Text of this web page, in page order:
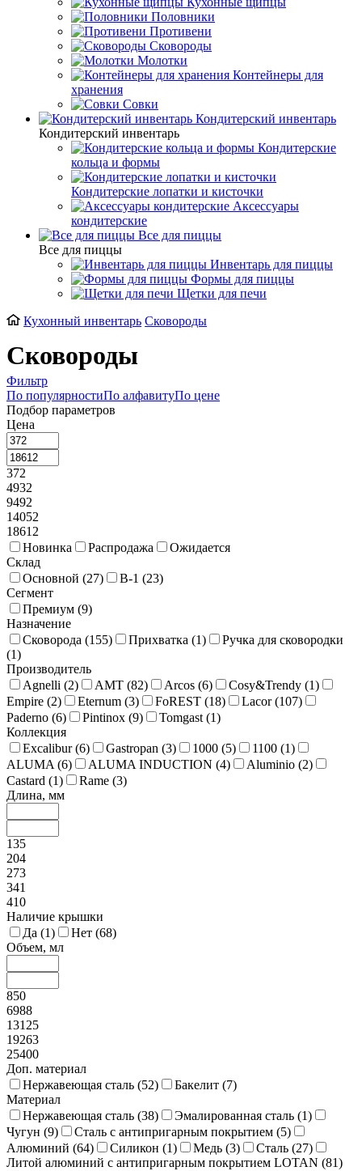
Половники
Противени
Сковороды
Молотки
Контейнеры для
хранения
Совки
Кондитерский инвентарь
Кондитерский инвентарь
Кондитерские
кольца и формы
Кондитерские лопатки и кисточки
Аксессуары
кондитерские
Все для пиццы
Все для пиццы
Инвентарь для пиццы
Формы для пиццы
Щетки для печи
Кухонный инвентарь Сковороды
Сковороды
Фильтр
По популярностиПо алфавитуПо цене
Подбор параметров
Цена
372
4932
9492
14052
18612
Новинка
Распродажа
Ожидается
Склад
Основной (27) В-1 (23)
Сегмент
Премиум (9)
Назначение
Сковорода (155) Прихватка (1)
Ручка для сковородки
(1)
Производитель
Agnelli (2) AMT (82) Arcos (6) Cosy&Trendy (1)
Empire (2) Eternum (3) FoREST (18) Lacor (107)
Paderno (6) Pintinox (9) Tomgast (1)
Коллекция
Excalibur (6) Gastropan (3) 1000 (5) 1100 (1)
ALUMA (6) ALUMA INDUCTION (4) Aluminio (2)
Castard (1) Rame (3)
Длина, мм
135
204
273
341
410
Наличие крышки
Да (1) Нет (68)
Объем, мл
850
6988
13125
19263
25400
Доп. материал
Нержавеющая сталь (52) Бакелит (7)
Материал
Нержавеющая сталь (38) Эмалированная сталь (1)
Чугун (9) Сталь с антипригарным покрытием (5)
Алюминий (64) Силикон (1) Медь (3) Сталь (27)
Литой алюминий с антипригарным покрытием LOTAN (81)